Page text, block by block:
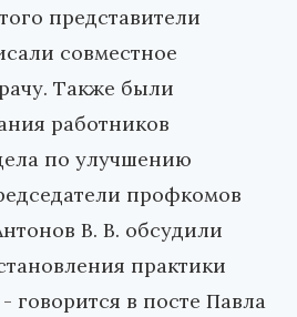
представители
совместное
Также были
работников
по улучшению
профкомов
В. В. обсудили
практики
говорится в посте Павла